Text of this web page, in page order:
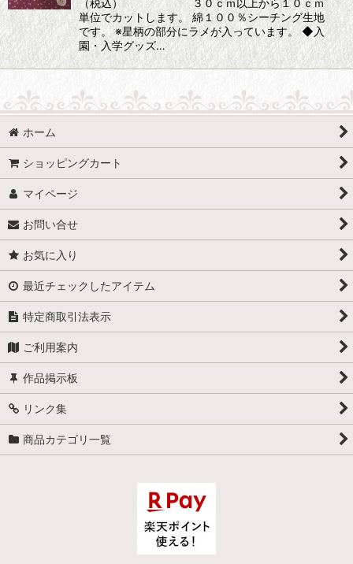
（税込） ３０ｃｍ以上から１０ｃｍ
単位でカットします。 綿１００％シーチング生地
です。 ※星柄の部分にラメが入っています。 ◆入
園・入学グッズ…
ホーム
ショッピングカート
マイページ
お問い合せ
お気に入り
最近チェックしたアイテム
特定商取引法表示
ご利用案内
作品掲示板
リンク集
商品カテゴリ一覧